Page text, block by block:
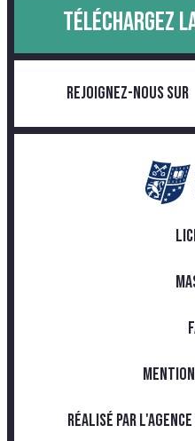
TÉLÉCHARGEZ
Rejoignez-nous sur
RÉALISÉ PAR